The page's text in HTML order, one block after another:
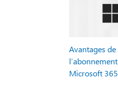
Avantages de
l’abonnement
Microsoft 365